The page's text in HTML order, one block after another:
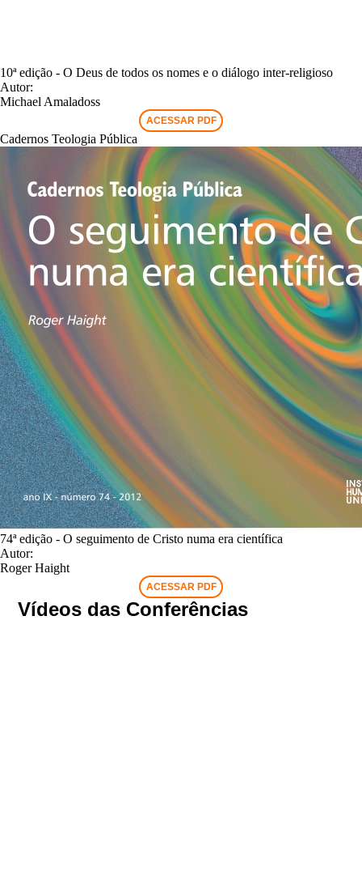
10ª edição - O Deus de todos os nomes e o diálogo inter-religioso
Autor:
Michael Amaladoss
ACESSAR PDF
Cadernos Teologia Pública
74ª edição - O seguimento de Cristo numa era científica
Autor:
Roger Haight
ACESSAR PDF
Vídeos das Conferências